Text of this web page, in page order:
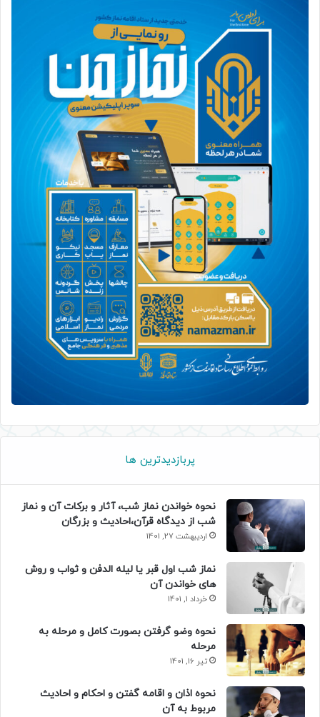
پربازدیدترین ها
نحوه خواندن نماز شب، آثار و برکات آن و نماز
شب از دیدگاه قرآن،احادیث و بزرگان
اردیبهشت 27, 1401
نماز شب اول قبر یا لیله الدفن و ثواب و روش
های خواندن آن
خرداد 1, 1401
نحوه وضو گرفتن بصورت کامل و مرحله به
مرحله
تیر 16, 1401
نحوه اذان و اقامه گفتن و احکام و احادیث
مربوط به آن